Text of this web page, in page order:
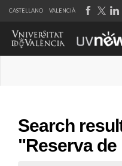
CASTELLANO VALENCIÀ
Search
"Reserva